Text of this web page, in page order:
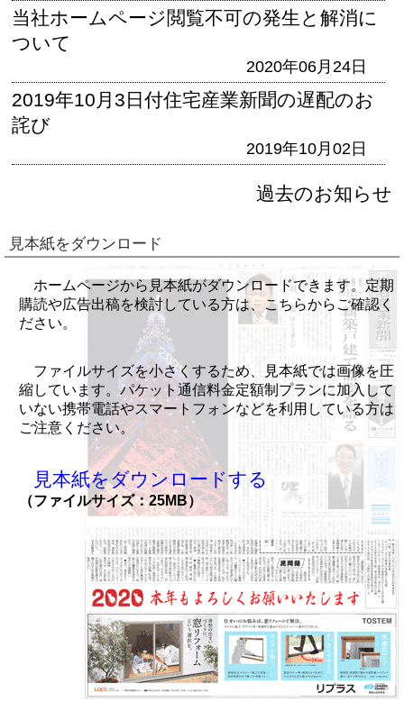
当社ホームページ閲覧不可の発生と解消に
ついて
2020年06月24日
2019年10月3日付住宅産業新聞の遅配のお
詫び
2019年10月02日
過去のお知らせ
見本紙をダウンロード
ホームページから見本紙がダウンロードできます。定期
購読や広告出稿を検討している方は、こちらからご確認く
ださい。
ファイルサイズを小さくするため、見本紙では画像を圧
縮しています。パケット通信料金定額制プランに加入して
いない携帯電話やスマートフォンなどを利用している方は
ご注意ください。
見本紙をダウンロードする
（ファイルサイズ：25MB）